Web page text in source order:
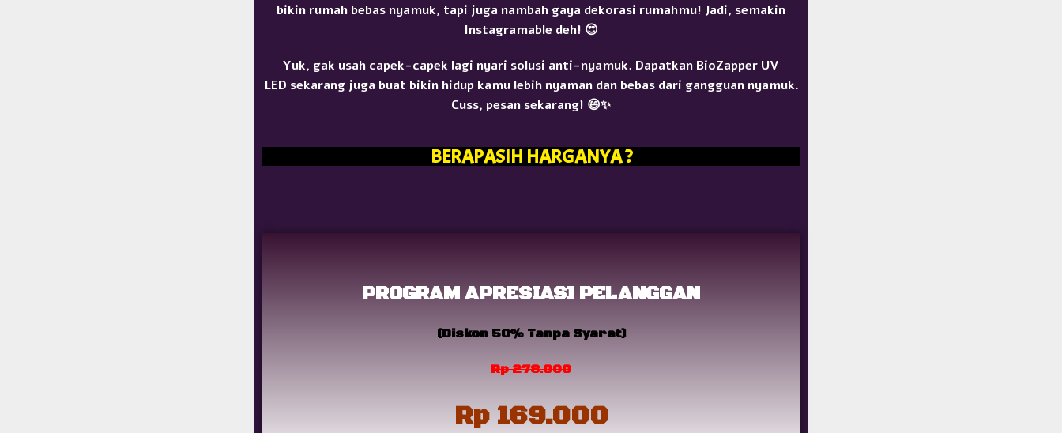
bikin rumah bebas nyamuk, tapi juga nambah gaya dekorasi rumahmu! Jadi, semakin
Instagramable deh! 😍
Yuk, gak usah capek-capek lagi nyari solusi anti-nyamuk. Dapatkan BioZapper UV
LED sekarang juga buat bikin hidup kamu lebih nyaman dan bebas dari gangguan nyamuk.
Cuss, pesan sekarang! 😄✨
BERAPASIH HARGANYA ?
PROGRAM APRESIASI PELANGGAN
(Diskon 50% Tanpa Syarat)
Rp 278.000
Rp 169.000